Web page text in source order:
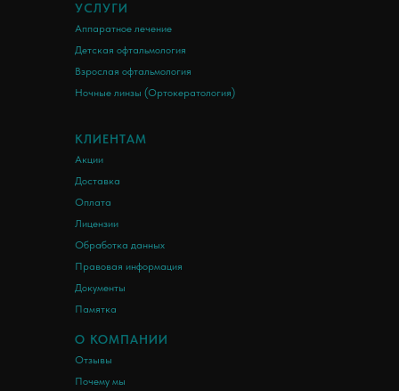
УСЛУГИ
Аппаратное лечение
Детская офтальмология
Взрослая офтальмология
Ночные линзы (Ортокератология)
КЛИЕНТАМ
Акции
Доставка
Оплата
Лицензии
Обработка данных
Правовая информация
Документы
Памятка
О КОМПАНИИ
Отзывы
Почему мы